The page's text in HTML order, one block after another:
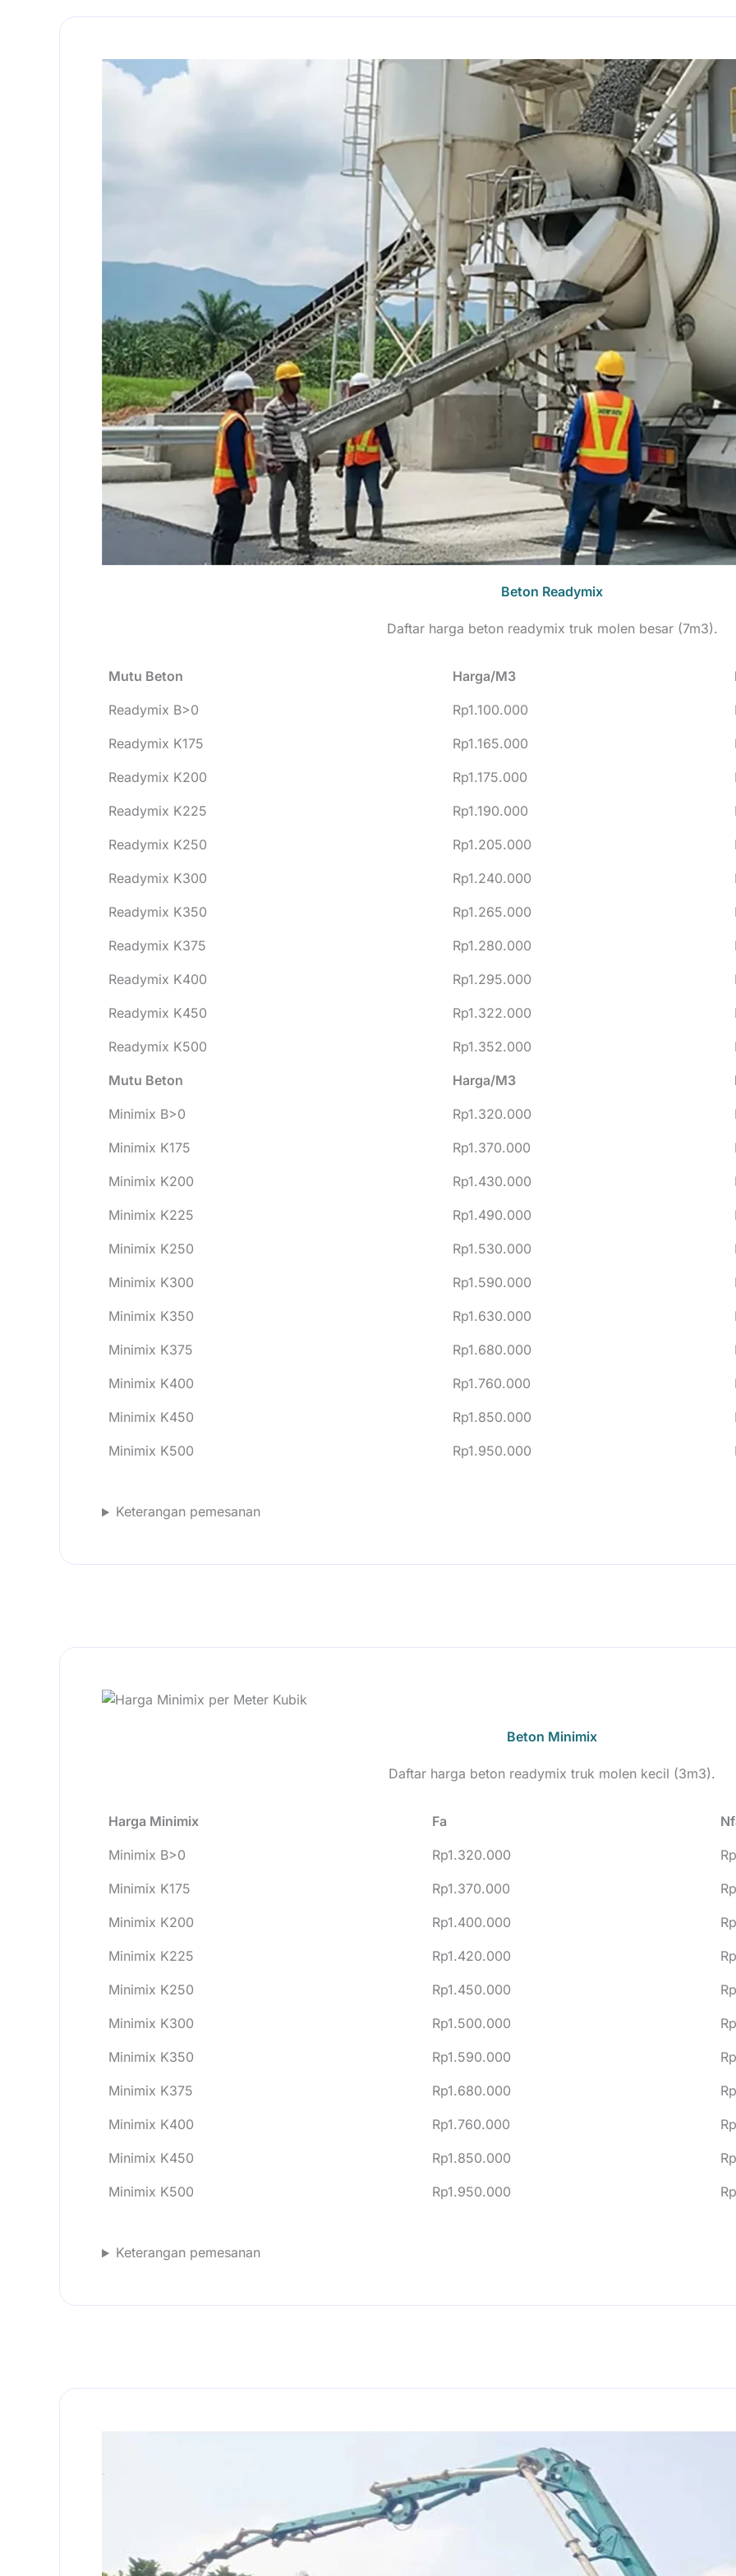
Beton Readymix
Daftar harga beton readymix truk molen besar (7m3).
Mutu Beton Harga/M3
Readymix B>0 Rp1.100.000
Readymix K175 Rp1.165.000
Readymix K200 Rp1.175.000
Readymix K225 Rp1.190.000
Readymix K250 Rp1.205.000
Readymix K300 Rp1.240.000
Readymix K350 Rp1.265.000
Readymix K375 Rp1.280.000
Readymix K400 Rp1.295.000
Readymix K450 Rp1.322.000
Readymix K500 Rp1.352.000
Mutu Beton Harga/M3
Minimix B>0 Rp1.320.000
Minimix K175 Rp1.370.000
Minimix K200 Rp1.430.000
Minimix K225 Rp1.490.000
Minimix K250 Rp1.530.000
Minimix K300 Rp1.590.000
Minimix K350 Rp1.630.000
Minimix K375 Rp1.680.000
Minimix K400 Rp1.760.000
Minimix K450 Rp1.850.000
Minimix K500 Rp1.950.000
Keterangan pemesanan
Beton Minimix
Daftar harga beton readymix truk molen kecil (3m3).
Harga Minimix Fa
Minimix B>0 Rp1.320.000
Minimix K175 Rp1.370.000
Minimix K200 Rp1.400.000
Minimix K225 Rp1.420.000
Minimix K250 Rp1.450.000
Minimix K300 Rp1.500.000
Minimix K350 Rp1.590.000
Minimix K375 Rp1.680.000
Minimix K400 Rp1.760.000
Minimix K450 Rp1.850.000
Minimix K500 Rp1.950.000
Keterangan pemesanan